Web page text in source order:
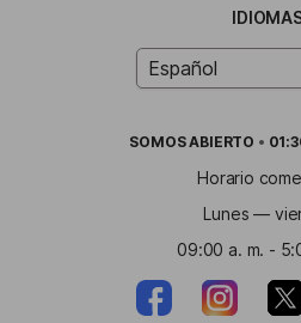
SOMOSABIERTO •
Horario
Lunes —
09:00 a. m. -